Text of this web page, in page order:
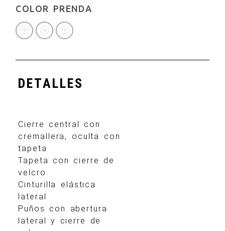
COLOR PRENDA
DETALLES
Cierre central con
cremallera, oculta con
tapeta
Tapeta con cierre de
velcro
Cinturilla elástica
lateral
Puños con abertura
lateral y cierre de